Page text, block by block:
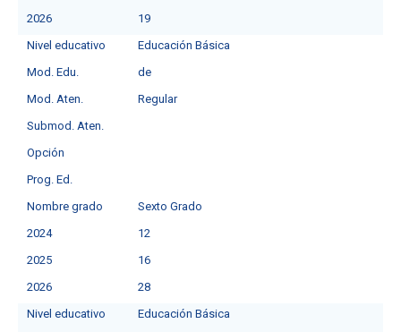
2026
19
Nivel educativo
Educación Básica
Mod. Edu.
deㅤ
Mod. Aten.
Regular
Submod. Aten.
Opción
Prog. Ed.
Nombre grado
Sexto Grado
2024
12
2025
16
2026
28
Nivel educativo
Educación Básica